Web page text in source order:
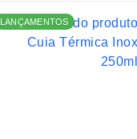
LANÇAMENTOS